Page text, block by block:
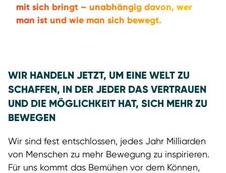
mit sich bringt – unabhängig davon, wer
man ist und wie man sich bewegt.
WIR HANDELN JETZT, UM EINE WELT ZU
SCHAFFEN, IN DER JEDER DAS VERTRAUEN
UND DIE MÖGLICHKEIT HAT, SICH MEHR ZU
BEWEGEN
Wir sind fest entschlossen, jedes Jahr Milliarden
von Menschen zu mehr Bewegung zu inspirieren.
Für uns kommt das Bemühen vor dem Können,